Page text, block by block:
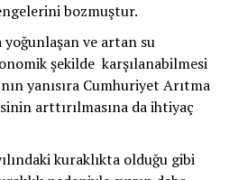
bozmuştur.
yoğunlaşan ve artan su
şekilde karşılanabilmesi
yanısıra Cumhuriyet Arıtma
arttırılmasına da ihtiyaç
kuraklıkta olduğu gibi